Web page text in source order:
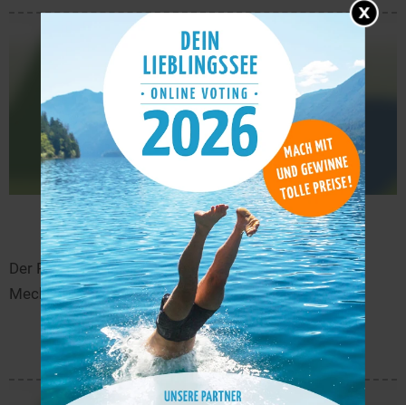
Prohner See 14,4 km
Der Prohner See liegt in der Nähe von Prohn in
Mecklenburg-Vorpommern.
mehr